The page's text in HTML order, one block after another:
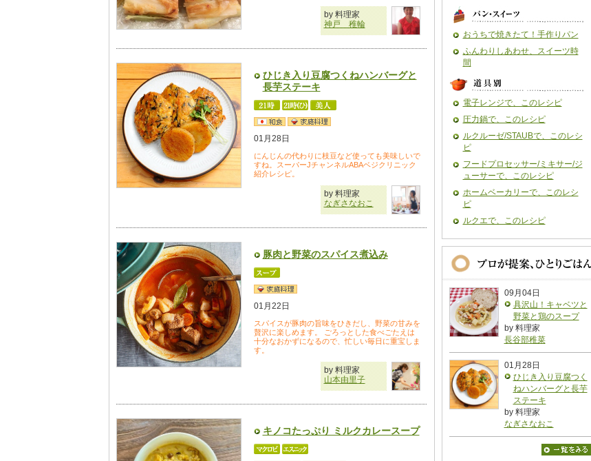
by 料理家
神戸 稚輪
ひじき入り豆腐つくねハンバーグと
長芋ステーキ
01月28日
にんじんの代わりに枝豆など使っても美味しいで
すね。スーパーJチャンネルABAベジクリニック
紹介レシピ。
by 料理家
なぎさなおこ
豚肉と野菜のスパイス煮込み
01月22日
スパイスが豚肉の旨味をひきだし、野菜の甘みを
贅沢に楽しめます。 ごろっとした食べごたえは
十分なおかずになるので、忙しい毎日に重宝しま
す。
by 料理家
山本由里子
キノコたっぷり ミルクカレースープ
おうちで焼きたて！手作りパン
ふんわりしあわせ、スイーツ時
間
電子レンジで、このレシピ
圧力鍋で、このレシピ
ルクルーゼ/STAUBで、このレシ
ピ
フードプロセッサー/ミキサー/ジ
ューサーで、このレシピ
ホームベーカリーで、このレシ
ピ
ルクエで、このレシピ
09月04日
具沢山！キャベツと
野菜と鶏のスープ
by 料理家
長谷部稚菜
01月28日
ひじき入り豆腐つく
ねハンバーグと長芋
ステーキ
by 料理家
なぎさなおこ